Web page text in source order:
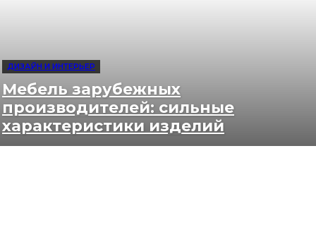
ДИЗАЙН И ИНТЕРЬЕР
Мебель зарубежных
производителей: сильные
характеристики изделий